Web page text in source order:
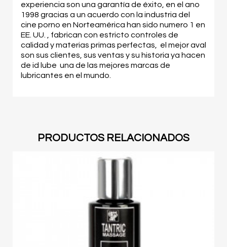
experiencia son una garantía de éxito, en el ano
1998 gracias a un acuerdo con la industria del
cine porno en Norteamérica han sido numero 1 en
EE. UU. , fabrican con estricto controles de
calidad y materias primas perfectas, el mejor aval
son sus clientes, sus ventas y su historia ya hacen
de id lube una de las mejores marcas de
lubricantes en el mundo.
PRODUCTOS RELACIONADOS